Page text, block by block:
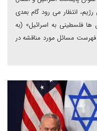
انتظار می رود گام بعدی
فلسطینی به اسرائیل» (به
مسائل مورد مناقشه در